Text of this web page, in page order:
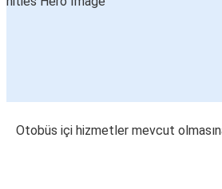
Otobüs içi hizmetler mevcut